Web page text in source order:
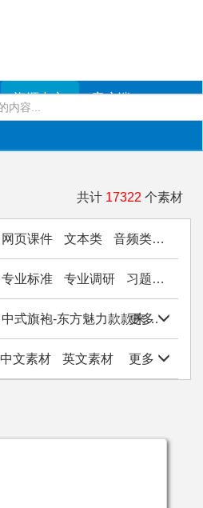
资源中心 客户端
共计 17322 个素材
网页课件 文本类 音频类
专业标准 专业调研 习题作业
更多
中式旗袍-东方魅力款款来 Seal
更多
中文素材 英文素材